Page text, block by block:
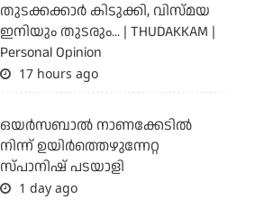
തുടക്കക്കാര്‍ കിടുക്കി, വിസ്മയ
ഇനിയും തുടരും... | THUDAKKAM |
Personal Opinion
17 hours ago
ഒയര്‍സബാൽ നാണക്കേടിൽ
നിന്ന് ഉയിർത്തെഴുന്നേറ്റ
സ്പാനിഷ് പടയാളി
1 day ago